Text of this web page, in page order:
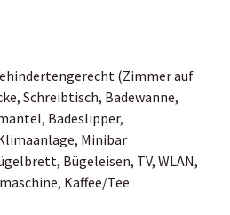
(Zimmer auf
Schreibtisch, Badewanne,
Badeslipper,
Minibar
Bügeleisen, TV, WLAN,
Kaffee/Tee